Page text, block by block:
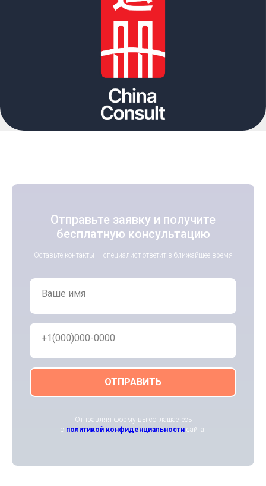
Отправьте заявку и получите
бесплатную консультацию
Оставьте контакты — специалист ответит в ближайшее время
Ваше имя
+1(000)000-0000
ОТПРАВИТЬ
Отправляя форму вы соглашаетесь
с политикой конфиденциальности сайта.